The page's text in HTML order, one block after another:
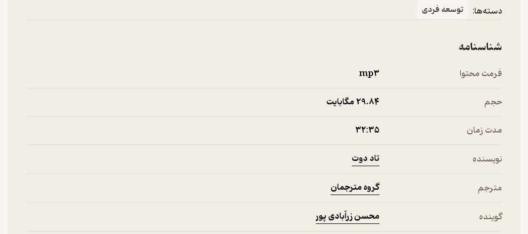
دسته‌ها: توسعه فردی
شناسنامه
فرمت محتوا mp۳
حجم 29.۸۴ مگابایت
مدت زمان ۳۲:۳۵
نویسنده تاد دوت
مترجم گروه مترجمان
گوینده محسن زرآبادی پور